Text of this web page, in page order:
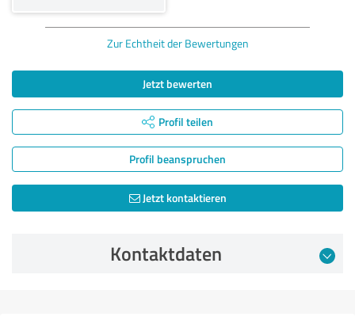
Zur Echtheit der Bewertungen
Jetzt bewerten
Profil teilen
Profil beanspruchen
Jetzt kontaktieren
Kontaktdaten